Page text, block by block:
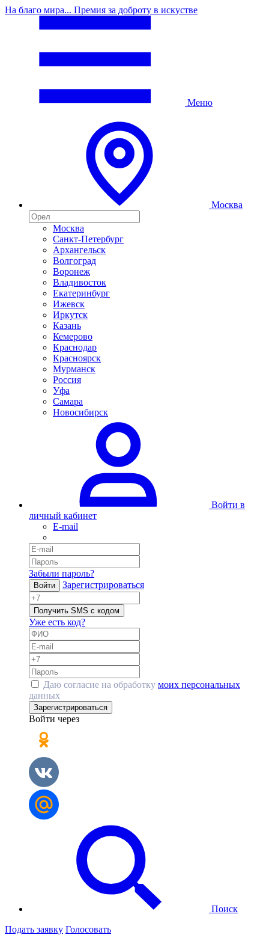
На благо мира... Премия за доброту в искустве
Меню
Москва
Москва
Санкт-Петербург
Архангельск
Волгоград
Воронеж
Владивосток
Екатеринбург
Ижевск
Иркутск
Казань
Кемерово
Краснодар
Красноярск
Мурманск
Россия
Уфа
Самара
Новосибирск
Войти в
личный кабинет
E-mail
Забыли пароль?
Войти Зарегистрироваться
Получить SMS с кодом
Уже есть код?
Даю согласие на обработку моих персональных
данных
Зарегистрироваться
Войти через
Поиск
Подать заявку Голосовать